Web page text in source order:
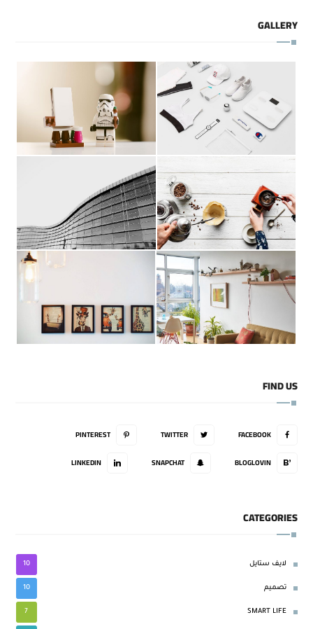
GALLERY
FIND US
FACEBOOK
TWITTER
PINTEREST
BLOGLOVIN
SNAPCHAT
LINKEDIN
CATEGORIES
لايف ستايل 10
تصميم 10
SMART LIFE
7